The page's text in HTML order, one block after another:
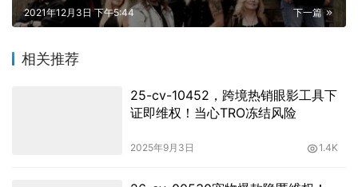
下一篇
2021年12月3日 下午5:44
相关推荐
25-cv-10452，跨境热销眼影工具下
证即维权！当心TRO冻结风险
2025年9月3日 1.4K